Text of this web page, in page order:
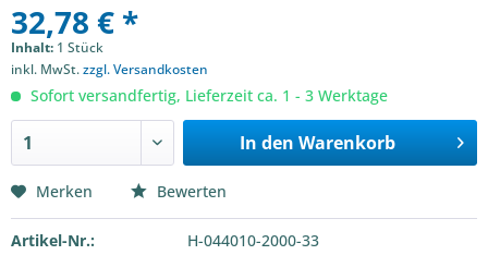
32,78 € *
Inhalt: 1 Stück
inkl. MwSt.zzgl. Versandkosten
Sofort versandfertig, Lieferzeit ca. 1 - 3 Werktage
In den Warenkorb
Merken Bewerten
Artikel-Nr.: H-044010-2000-33